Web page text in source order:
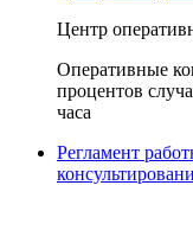
Центр
Оперативные
процентов
часа
Регламент